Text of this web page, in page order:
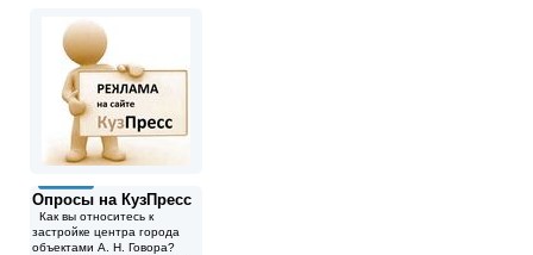
Опросы на КузПресс
Как вы относитесь к
застройке центра города
объектами А. Н. Говора?